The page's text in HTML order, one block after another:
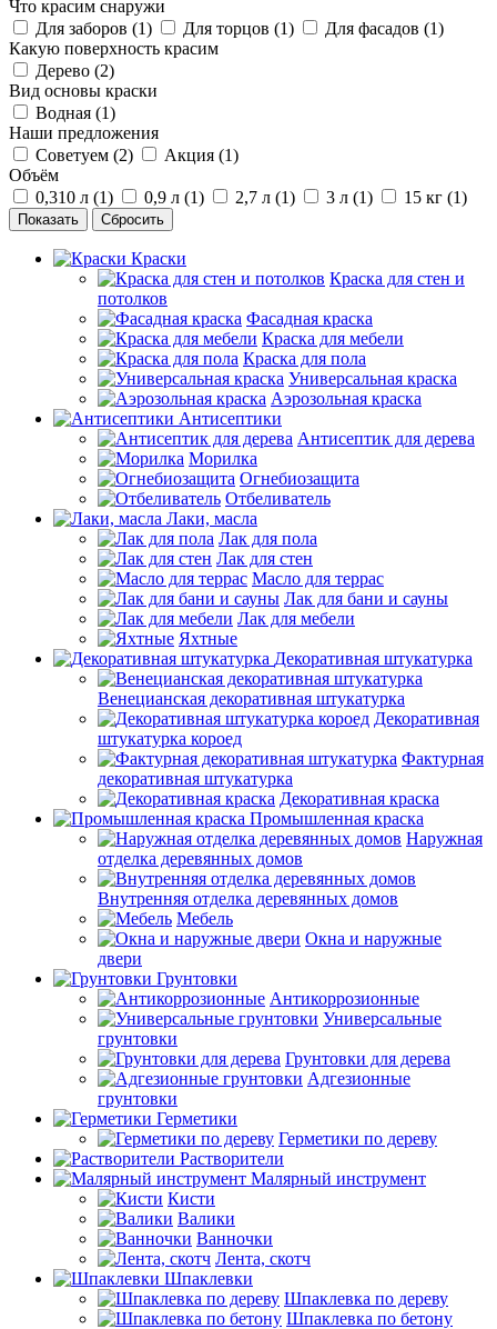
Что красим снаружи
Для заборов (1) Для торцов (1) Для фасадов (1)
Какую поверхность красим
Дерево (2)
Вид основы краски
Водная (1)
Наши предложения
Советуем (2) Акция (1)
Объём
0,310 л (1) 0,9 л (1) 2,7 л (1) 3 л (1) 15 кг (1)
Сбросить
Краски
Краска для стен и
потолков
Фасадная краска
Краска для мебели
Краска для пола
Универсальная краска
Аэрозольная краска
Антисептики
Антисептик для дерева
Морилка
Огнебиозащита
Отбеливатель
Лаки, масла
Лак для пола
Лак для стен
Масло для террас
Лак для бани и сауны
Лак для мебели
Яхтные
Декоративная штукатурка
Венецианская декоративная штукатурка
Декоративная
штукатурка короед
Фактурная
декоративная штукатурка
Декоративная краска
Промышленная краска
Наружная
отделка деревянных домов
Внутренняя отделка деревянных домов
Мебель
Окна и наружные
двери
Грунтовки
Антикоррозионные
Универсальные
грунтовки
Грунтовки для дерева
Адгезионные
грунтовки
Герметики
Герметики по дереву
Растворители
Малярный инструмент
Кисти
Валики
Ванночки
Лента, скотч
Шпаклевки
Шпаклевка по дереву
Шпаклевка по бетону